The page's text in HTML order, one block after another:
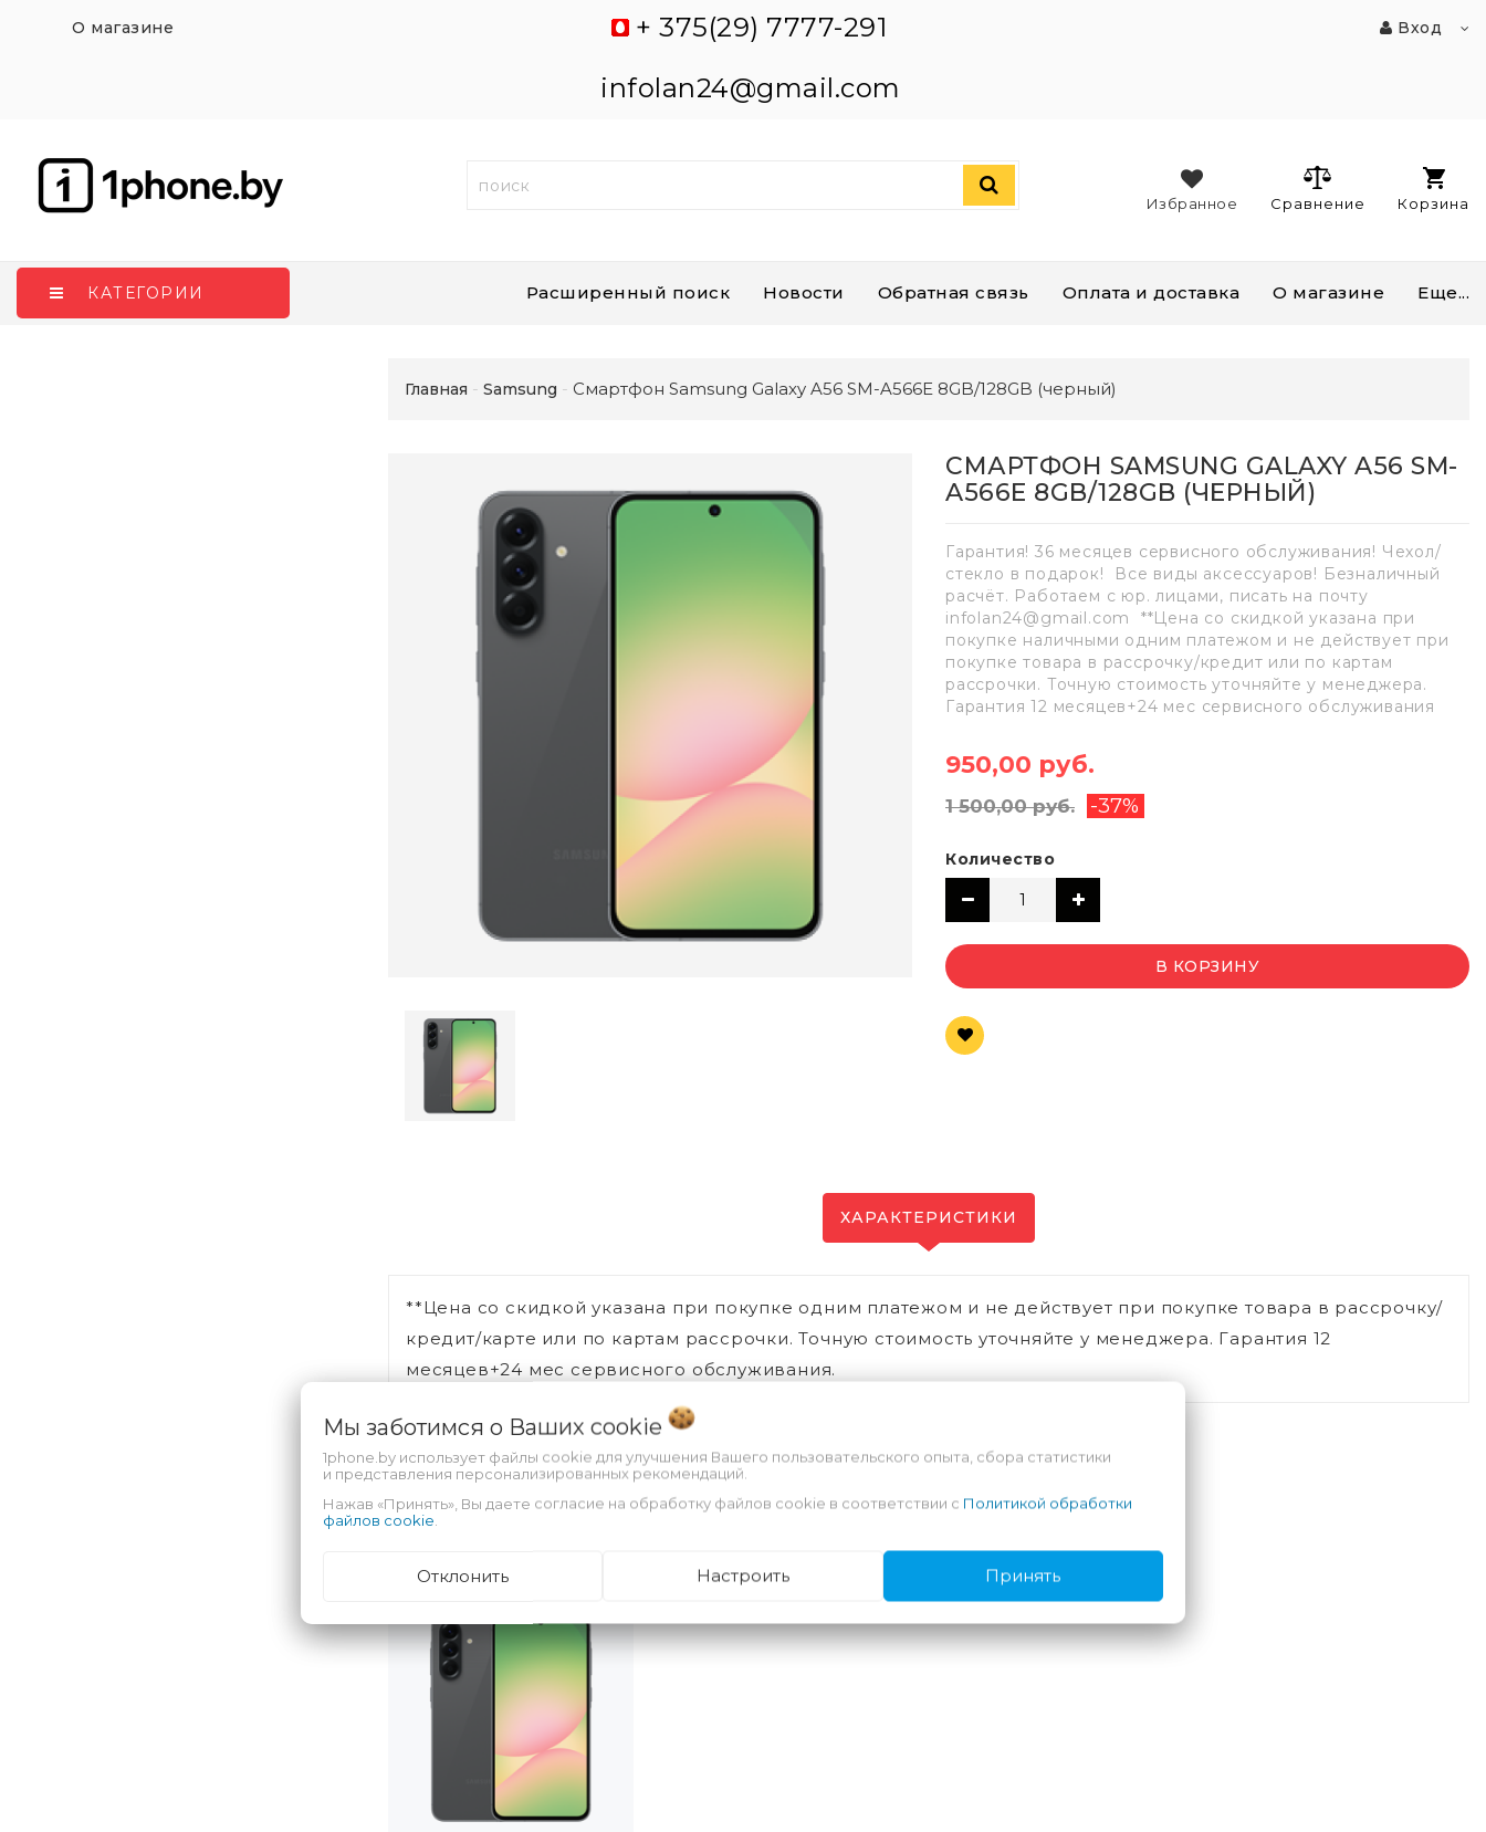
О магазине
+ 375(29) 7777-291
infolan24@gmail.com
Вход
Корзина
Сравнение
Избранное
КАТЕГОРИИ Расширенный поиск Новости Обратная связь Оплата и доставка О магазине Еще...
Главная Samsung Смартфон Samsung Galaxy A56 SM-A566E 8GB/128GB (черный)
СМАРТФОН SAMSUNG GALAXY A56 SM-
A566E 8GB/128GB (ЧЕРНЫЙ)
Гарантия! 36 месяцев сервисного обслуживания! Чехол/
стекло в подарок! Все виды аксессуаров! Безналичный
расчёт. Работаем с юр. лицами, писать на почту
infolan24@gmail.com **Цена со скидкой указана при
покупке наличными одним платежом и не действует при
покупке товара в рассрочку/кредит или по картам
рассрочки. Точную стоимость уточняйте у менеджера.
Гарантия 12 месяцев+24 мес сервисного обслуживания
950,00 руб.
1 500,00 руб. -37%
Количество
В КОРЗИНУ
ХАРАКТЕРИСТИКИ
**Цена со скидкой указана при покупке одним платежом и не действует при покупке товара в рассрочку/
кредит/карте или по картам рассрочки. Точную стоимость уточняйте у менеджера. Гарантия 12
месяцев+24 мес сервисного обслуживания.
Мы заботимся о Ваших cookie
1phone.by использует файлы cookie для улучшения Вашего пользовательского опыта, сбора статистики
и представления персонализированных рекомендаций.
Нажав «Принять», Вы даете согласие на обработку файлов cookie в соответствии с Политикой обработки
файлов cookie
Отклонить Настроить Принять